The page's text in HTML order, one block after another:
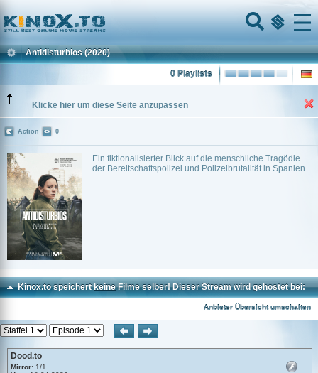
Home
Menu
Antidisturbios (2020)
0 Playlists
Klicke hier um diese Seite anzupassen
Ein fiktionalisierter Blick auf die menschliche Tragödie
der Bereitschaftspolizei und Polizeibrutalität in Spanien.
Action 0
Kinox.to speichertkeineFilme selber! Dieser Stream wird gehostet bei:
Anbieter Übersicht umschalten
Dood.to
Mirror: 1/1